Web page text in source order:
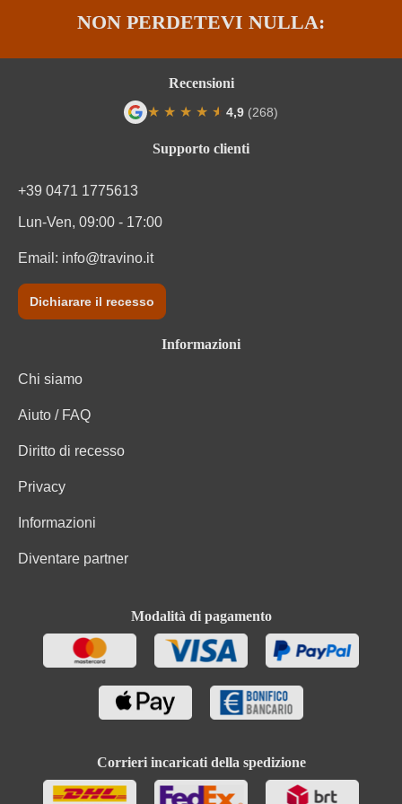
NON PERDETEVI NULLA:
Supporto clienti
+39 0471 1775613
Lun-Ven, 09:00 - 17:00
Email: info@travino.it
Dichiarare il recesso
Informazioni
Chi siamo
Aiuto / FAQ
Diritto di recesso
Privacy
Informazioni
Diventare partner
Modalità di pagamento
Corrieri incaricati della spedizione
Recensioni
★ ★ ★ ★ ★
★ 4,9 (268)